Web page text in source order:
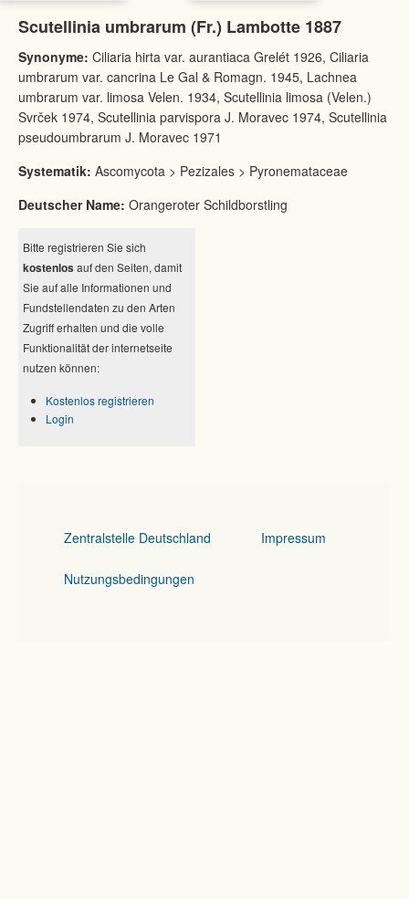
Scutellinia umbrarum (Fr.) Lambotte 1887
Synonyme: Ciliaria hirta var. aurantiaca Grelét 1926, Ciliaria
umbrarum var. cancrina Le Gal & Romagn. 1945, Lachnea
umbrarum var. limosa Velen. 1934, Scutellinia limosa (Velen.)
Svrček 1974, Scutellinia parvispora J. Moravec 1974, Scutellinia
pseudoumbrarum J. Moravec 1971
Systematik: Ascomycota > Pezizales > Pyronemataceae
Deutscher Name: Orangeroter Schildborstling
Bitte registrieren Sie sich
kostenlos auf den Seiten, damit
Sie auf alle Informationen und
Fundstellendaten zu den Arten
Zugriff erhalten und die volle
Funktionalität der internetseite
nutzen können:
Kostenlos registrieren
Login
Zentralstelle Deutschland Impressum
Nutzungsbedingungen